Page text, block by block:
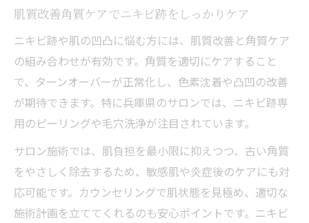
肌質改善角質ケアでニキビ跡をしっかりケア
ニキビ跡や肌の凹凸に悩む方には、肌質改善と角質ケア
の組み合わせが有効です。角質を適切にケアすること
で、ターンオーバーが正常化し、色素沈着や凸凹の改善
が期待できます。特に兵庫県のサロンでは、ニキビ跡専
用のピーリングや毛穴洗浄が注目されています。
サロン施術では、肌負担を最小限に抑えつつ、古い角質
をやさしく除去するため、敏感肌や炎症後のケアにも対
応可能です。カウンセリングで肌状態を見極め、適切な
施術計画を立ててくれるのも安心ポイントです。ニキビ